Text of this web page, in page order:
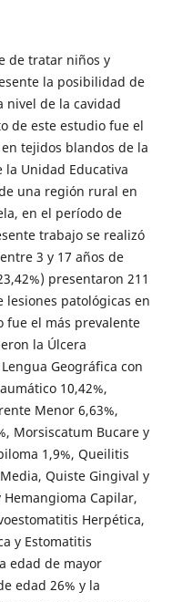
de tratar niños y
la posibilidad de
nivel de la cavidad
de este estudio fue el
tejidos blandos de la
Unidad Educativa
una región rural en
en el período de
trabajo se realizó
3 y 17 años de
presentaron 211
lesiones patológicas en
fue el más prevalente
la Úlcera
Geográfica con
10,42%,
Menor 6,63%,
Morsiscatum Bucare y
1,9%, Queilitis
Quiste Gingival y
Capilar,
Herpética,
y Estomatitis
edad de mayor
edad 26% y la